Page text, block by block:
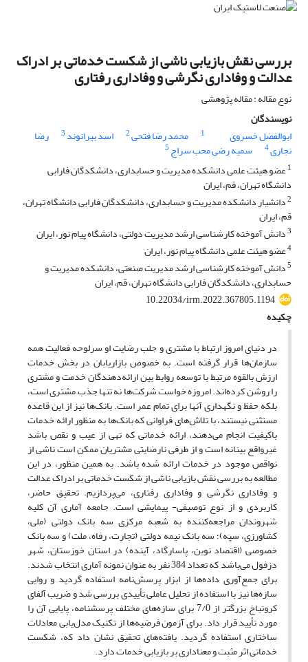
بررسی نقش بازیابی ناشی از شکست خدماتی بر ادراک
عدالت و وفاداری نگرشی و وفاداری رفتاری
نوع مقاله : مقاله پژوهشی
نویسندگان
ابوالفضل خسروی
1 محمد رضا فتحی2 اسد بیرانوند 3 رضا
نجاری4 سمیه رضی محب سراج 5
1عضو هیئت علمی دانشکده مدیریت و حسابداری، دانشکدگان فارابی
دانشگاه تهران، قم، ایران
2دانشیار دانشکده مدیریت و حسابداری، دانشکدگان فارابی دانشگاه تهران،
قم، ایران
3دانش آموخته کارشناسی ارشد مدیریت دولتی، دانشگاه پیام نور، ایران
4عضو هیئت علمی دانشگاه پیام نور، ایران
5دانش آموخته کارشناسی ارشد مدیریت صنعتی، دانشکده مدیریت و
حسابداری، دانشکدگان فارابی دانشگاه تهران، قم، ایران
10.22034/irm.2022.367805.1194
چکیده
در دنیای امروز ارتباط با مشتری و جلب رضایت او سرلوحه فعالیت همه
سازمان‌ها قرار گرفته است. به خصوص بازاریابان در بخش خدمات
ارزش بالقوه مرتبط با توسعه روابط بین ارائه‌دهندگان خدمت و مشتری
را روشن کرده‌اند. امروزه خواست شرکت‌ها نه تنها جذب مشتری است،
بلکه حفظ و نگهداری آنها برای تمام عمر است. بانک‌ها نیز از این قاعده
مستثنی نیستند، با تلاش‌های فراوانی که بانک‌ها به منظور ارائه خدمات
باکیفیت انجام می‌دهند، ارائه خدماتی که تهی از عیب و نقص باشد
غیرواقع بینانه است و از طرفی نارضایتی مشتریان ممکن است ناشی از
نواقص موجود در خدمات ارائه شده باشد. به همین منظور، در این
مطالعه به بررسی نقش بازیابی ناشی از شکست خدماتی بر ادراک عدالت
و وفاداری نگرشی و وفاداری رفتاری، می‌پردازیم. تحقیق حاضر،
کاربردی و از نوع توصیفی- پیمایشی است. جامعه آماری آن کلیه
شهروندان مراجعه‌کننده به شعبه مرکزی سه بانک دولتی (ملی،
کشاورزی، سپه)؛ سه بانک نیمه دولتی (تجارت، رفاه، ملت) و سه بانک
خصوصی (اقتصاد نوین، پاسارگاد، آینده) در استان خوزستان، شهر
دزفول می‌باشد که تعداد 384 نفر به عنوان نمونه آماری انتخاب شدند.
برای جمع‌آوری داده‌ها از ابزار پرسش‌نامه استفاده گردید و روایی
سازه‌ها نیز با استفاده از تحلیل عاملی تأییدی بررسی شد و ضریب آلفای
کرونباخ بزرگتر از 7/0 برای سازه‌های مختلف پرسشنامه، پایایی آن را
مورد تأیید قرار داد. برای آزمون فرضیه‌ها از تکنیک مدل‌یابی معادلات
ساختاری استفاده گردید. یافته‌های تحقیق نشان داد که، شکست
خدماتی اثر مثبت و معناداری بر بازیابی خدمات دارد.